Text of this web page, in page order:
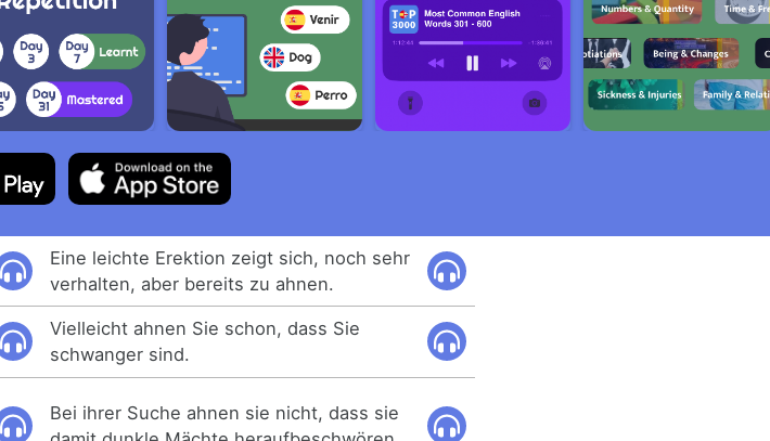
Eine leichte Erektion zeigt sich, noch sehr
verhalten, aber bereits zu ahnen.
Vielleicht ahnen Sie schon, dass Sie
schwanger sind.
Bei ihrer Suche ahnen sie nicht, dass sie